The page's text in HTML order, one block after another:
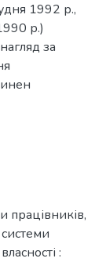
1992 р.,
р.)
за
працівників,
: